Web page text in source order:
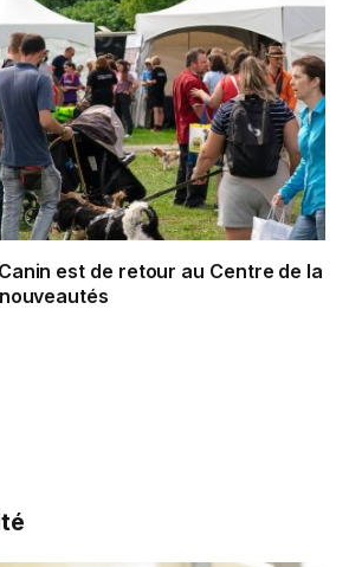
est de retour au Centre de la